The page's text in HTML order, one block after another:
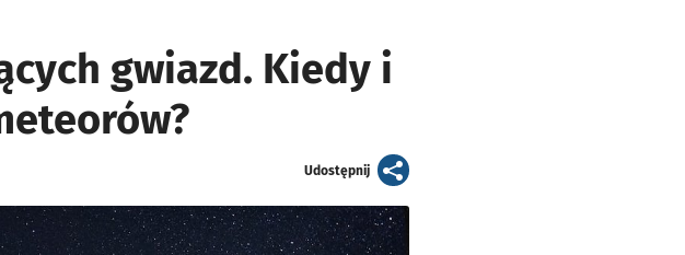
gwiazd. Kiedy i
Udostępnijartykuł